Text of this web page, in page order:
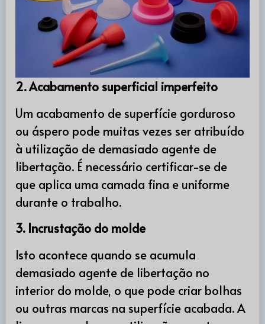
2. Acabamento superficial imperfeito
Um acabamento de superfície gorduroso
ou áspero pode muitas vezes ser atribuído
à utilização de demasiado agente de
libertação. É necessário certificar-se de
que aplica uma camada fina e uniforme
durante o trabalho.
3. Incrustação do molde
Isto acontece quando se acumula
demasiado agente de libertação no
interior do molde, o que pode criar bolhas
ou outras marcas na superfície acabada. A